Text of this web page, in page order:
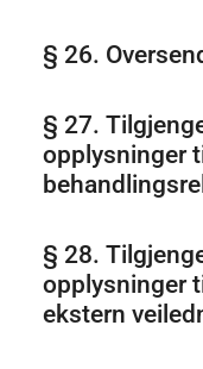
§ 26.
§ 27.
opplysninger
§ 28.
opplysninger
ekstern